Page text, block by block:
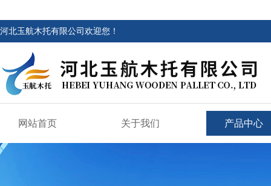
河北玉航木托有限公司欢迎您！
网站首页 关于我们 产品中心